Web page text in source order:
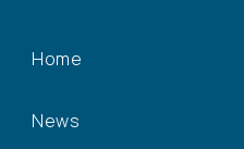
Home
News